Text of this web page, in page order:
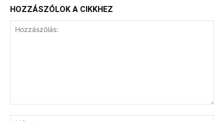
HOZZÁSZÓLOK A CIKKHEZ